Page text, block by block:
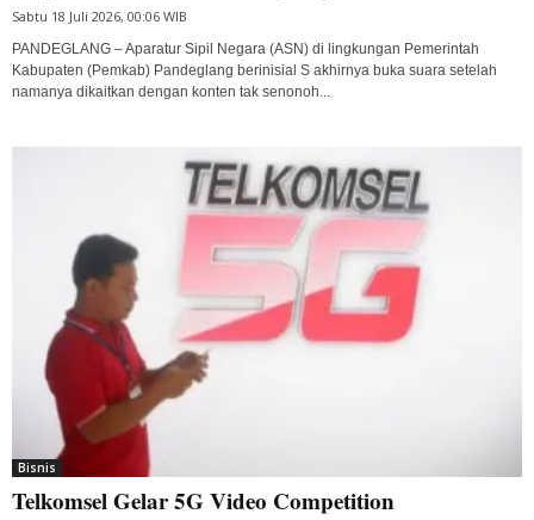
Sabtu 18 Juli 2026, 00:06 WIB
PANDEGLANG – Aparatur Sipil Negara (ASN) di lingkungan Pemerintah
Kabupaten (Pemkab) Pandeglang berinisial S akhirnya buka suara setelah
namanya dikaitkan dengan konten tak senonoh...
Bisnis
Telkomsel Gelar 5G Video Competition